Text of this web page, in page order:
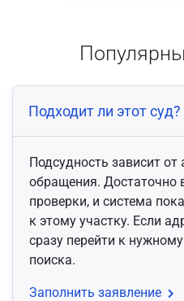
Подходит ли этот суд?
Подсудность зависит от
обращения. Достаточно
проверки, и система
к этому участку. Если
сразу перейти к
поиска.
Заполнить заявление